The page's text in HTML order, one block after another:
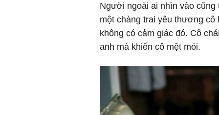
Người ngoài ai nhìn vào
một chàng trai yêu thương cô
không có cảm giác đó. Cô
anh mà khiến cô mệt mỏi.